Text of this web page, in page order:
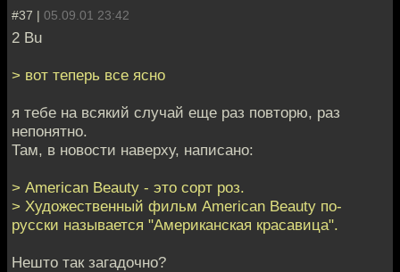
#37 | 05.09.01 23:42
2 Bu
> вот теперь все ясно
я тебе на всякий случай еще раз повторю, раз
непонятно.
Там, в новости наверху, написано:
> American Beauty - это сорт роз.
> Художественный фильм American Beauty по-
русски называется "Американская красавица".
Нешто так загадочно?